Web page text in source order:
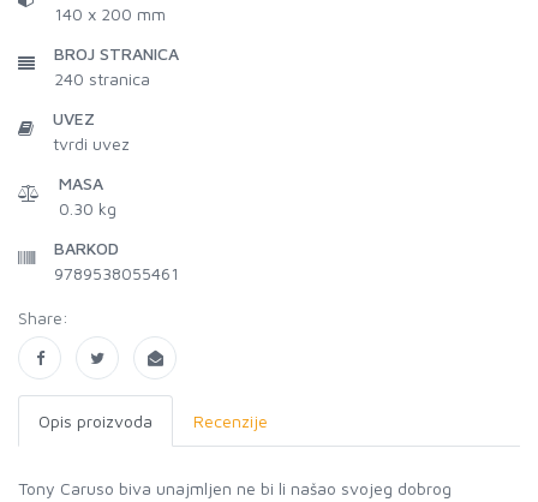
140 x 200 mm
BROJ STRANICA
240 stranica
UVEZ
tvrdi uvez
MASA
0.30 kg
BARKOD
9789538055461
Share:
Opis proizvoda Recenzije
Tony Caruso biva unajmljen ne bi li našao svojeg dobrog